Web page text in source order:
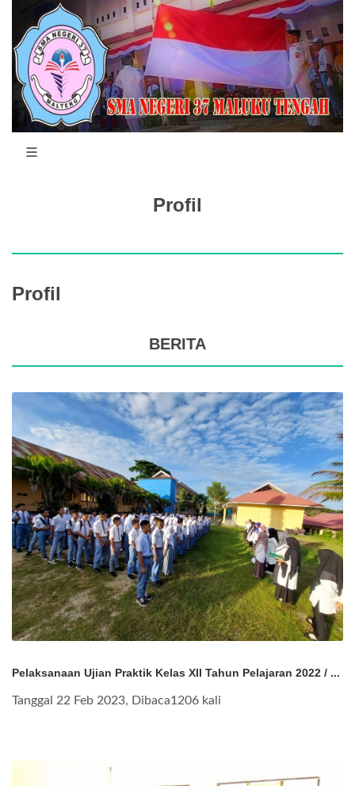
Profil
Profil
BERITA
Pelaksanaan Ujian Praktik Kelas XII Tahun Pelajaran 2022 / ...
Tanggal 22 Feb 2023, Dibaca1206 kali